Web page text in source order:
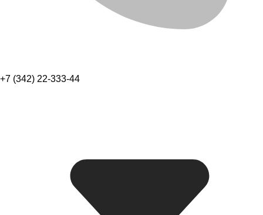
+7 (342) 22-333-44